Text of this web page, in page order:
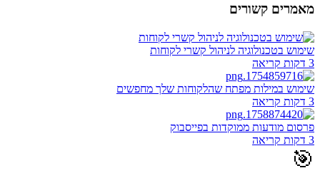
מאמרים קשורים
שימוש בטכנולוגיה לניהול קשרי לקוחות
3 דקות קריאה
שימוש במילות מפתח שהלקוחות שלך מחפשים
3 דקות קריאה
פרסום מודעות ממוקדות בפייסבוק
3 דקות קריאה
🎯